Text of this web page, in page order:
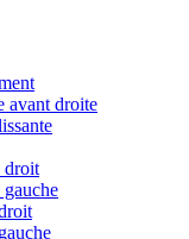
avant droite
droit